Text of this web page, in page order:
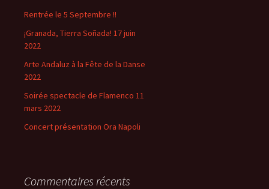
Rentrée le 5 Septembre !!
¡Granada, Tierra Soñada! 17 juin
2022
Arte Andaluz à la Fête de la Danse
2022
Soirée spectacle de Flamenco 11
mars 2022
Concert présentation Ora Napoli
Commentaires récents